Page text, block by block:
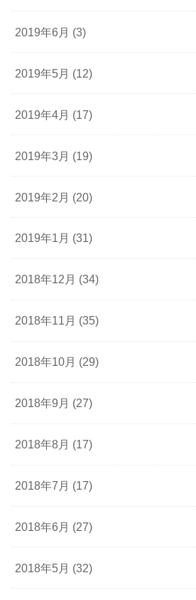
2019年6月 (3)
2019年5月 (12)
2019年4月 (17)
2019年3月 (19)
2019年2月 (20)
2019年1月 (31)
2018年12月 (34)
2018年11月 (35)
2018年10月 (29)
2018年9月 (27)
2018年8月 (17)
2018年7月 (17)
2018年6月 (27)
2018年5月 (32)